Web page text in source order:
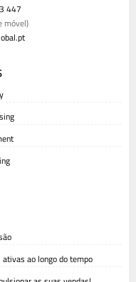
447
móvel)
ao longo do tempo